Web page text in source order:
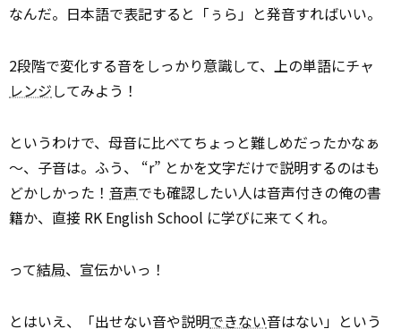
なんだ。日本語で表記すると「ぅら」と発音すればいい。
2段階で変化する音をしっかり意識して、上の単語にチャ
レンジしてみよう！
というわけで、母音に比べてちょっと難しめだったかなぁ
～、子音は。ふう、 “r” とかを文字だけで説明するのはも
どかしかった！ 音声でも確認したい人は音声付きの俺の書
籍か、直接 RK English School に学びに来てくれ。
って結局、宣伝かいっ！
とはいえ、「出せない音や説明できない音はない」という